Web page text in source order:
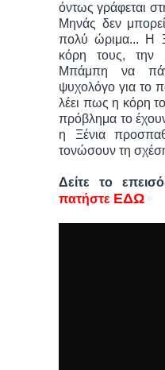
όντως γράφεται
Μηνάς δεν μπορεί
πολύ ώριμα... Η
κόρη τους, την
Μπάμπη να
ψυχολόγο για το
λέει πως η κόρη
πρόβλημα το
η Ξένια
τονώσουν τη
Δείτε το
πατήστε ΕΔΩ